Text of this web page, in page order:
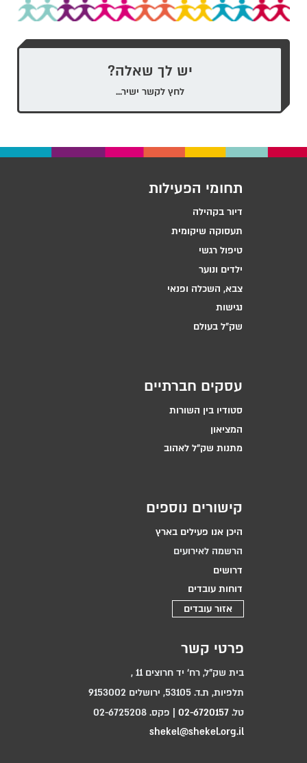
יש לך שאלה?
לחץ לקשר ישיר...
תחומי הפעילות
דיור בקהילה
תעסוקה שיקומית
טיפול רגשי
ילדים ונוער
צבא, השכלה ופנאי
נגישות
שק״ל בעולם
עסקים חברתיים
סטודיו בין השורות
המציאון
מתנות שק״ל לאהוב
קישורים נוספים
היכן אנו פעילים בארץ
הרשמה לאירועים
דרושים
דוחות עובדים
אזור עובדים
פרטי קשר
בית שק"ל, רח‘ יד חרוצים 11 ,
תלפיות, ת.ד. 53105, ירושלים 9153002
טל.02-6720157 | פקס. 02-6725208
shekel@shekel.org.il